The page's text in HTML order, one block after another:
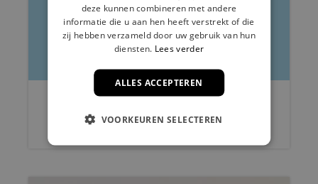
deze kunnen combineren met andere
informatie die u aan hen heeft verstrekt of die
zij hebben verzameld door uw gebruik van hun
diensten. Lees verder
ALLES ACCEPTEREN
VOORKEUREN SELECTEREN